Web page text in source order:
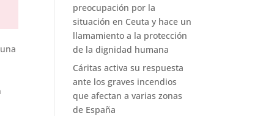
preocupación por la
situación en Ceuta y hace un
llamamiento a la protección
de la dignidad humana
Cáritas activa su respuesta
ante los graves incendios
que afectan a varias zonas
de España